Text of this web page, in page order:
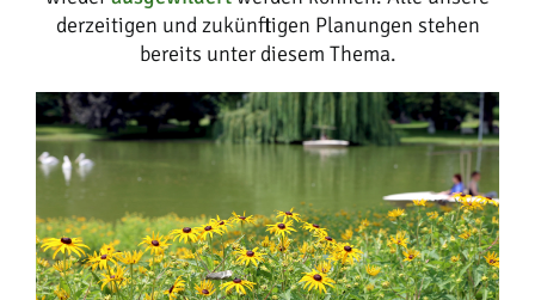
derzeitigen und zukünftigen Planungen stehen
bereits unter diesem Thema.